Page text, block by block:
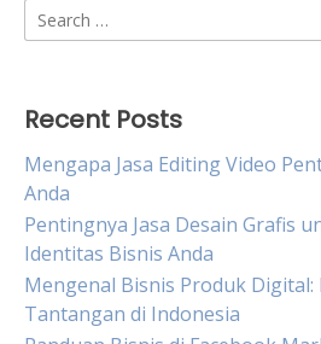
Search
for:
Recent Posts
Mengapa Jasa Editing Video
Anda
Pentingnya Jasa Desain Grafis
Identitas Bisnis Anda
Mengenal Bisnis Produk Digital:
Tantangan di Indonesia